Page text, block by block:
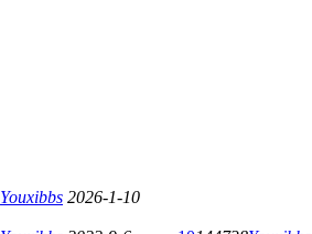
Youxibbs 2026-1-10